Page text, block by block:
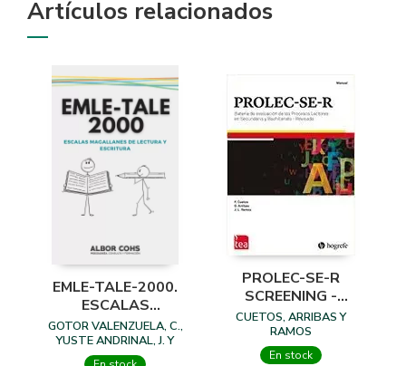
Artículos relacionados
EMLE-TALE-2000.
ESCALAS
MAGALLANES DE
LECTURA Y
ESCRITURA
GOTOR VALENZUELA, C.,
YUSTE ANDRINAL, J. Y
OTROS
PROLEC-SE-R
SCREENING -
BATERIA PARA LA
EVALUACION DE
LOS PROCESOS
CUETOS, ARRIBAS Y
RAMOS
En stock